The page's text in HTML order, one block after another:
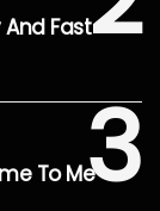
And Fast
3
To Me